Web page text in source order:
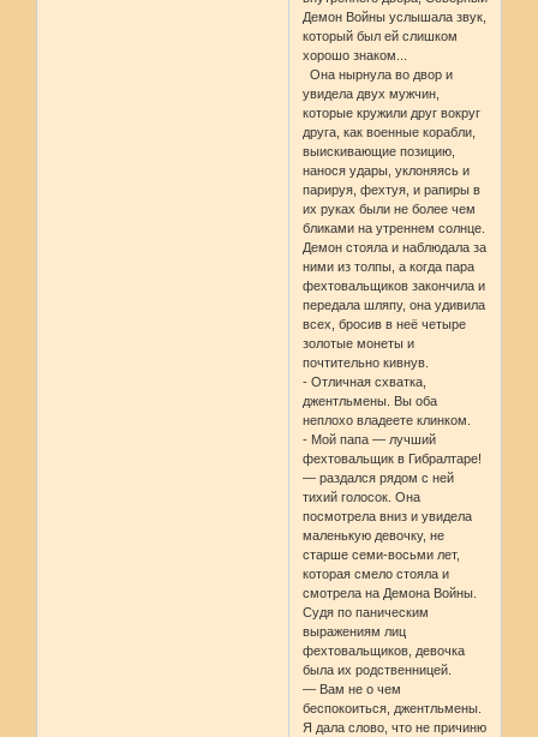
Демон Войны услышала звук,
который был ей слишком
хорошо знаком...
Она нырнула во двор и
увидела двух мужчин,
которые кружили друг вокруг
друга, как военные корабли,
выискивающие позицию,
нанося удары, уклоняясь и
парируя, фехтуя, и рапиры в
их руках были не более чем
бликами на утреннем солнце.
Демон стояла и наблюдала за
ними из толпы, а когда пара
фехтовальщиков закончила и
передала шляпу, она удивила
всех, бросив в неё четыре
золотые монеты и
почтительно кивнув.
- Отличная схватка,
джентльмены. Вы оба
неплохо владеете клинком.
- Мой папа — лучший
фехтовальщик в Гибралтаре!
— раздался рядом с ней
тихий голосок. Она
посмотрела вниз и увидела
маленькую девочку, не
старше семи-восьми лет,
которая смело стояла и
смотрела на Демона Войны.
Судя по паническим
выражениям лиц
фехтовальщиков, девочка
была их родственницей.
— Вам не о чем
беспокоиться, джентльмены.
Я дала слово, что не причиню